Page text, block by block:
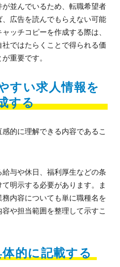
並んでいるため、転職希望者
広告を読んでもらえない可能
ッチコピーを作成する際は、
ではたらくことで得られる価
重要です。
すい求人情報を
する
的に理解できる内容であるこ
与や休日、福利厚生などの条
明示する必要があります。ま
内容についても単に職種名を
や担当範囲を整理して示すこ
的に記載する